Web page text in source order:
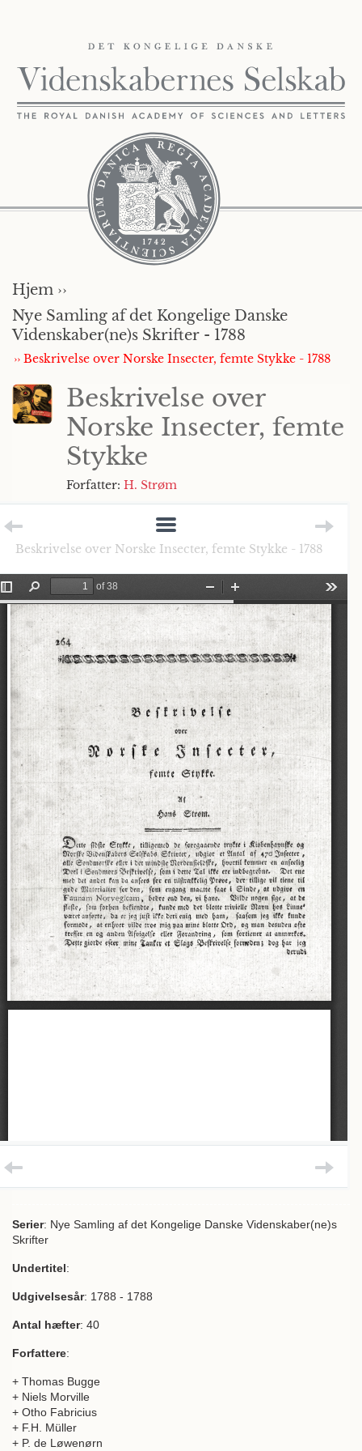
Hjem ››
Nye Samling af det Kongelige Danske
Videnskaber(ne)s Skrifter - 1788
›› Beskrivelse over Norske Insecter, femte Stykke - 1788
Beskrivelse over
Norske Insecter, femte
Stykke
Forfatter: H. Strøm
Beskrivelse over Norske Insecter, femte Stykke - 1788
Serier: Nye Samling af det Kongelige Danske Videnskaber(ne)s
Skrifter
Undertitel:
Udgivelsesår: 1788 - 1788
Antal hæfter: 40
Forfattere:
+ Thomas Bugge
+ Niels Morville
+ Otho Fabricius
+ F.H. Müller
+ P. de Løwenørn